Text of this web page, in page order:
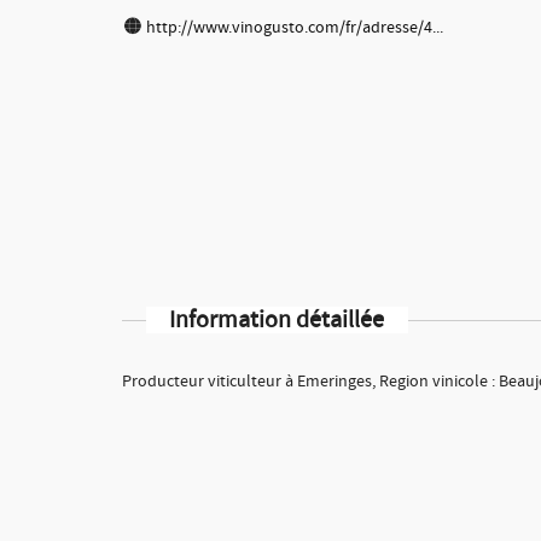
http://www.vinogusto.com/fr/adresse/4...
Information détaillée
Producteur viticulteur à Emeringes, Region vinicole :